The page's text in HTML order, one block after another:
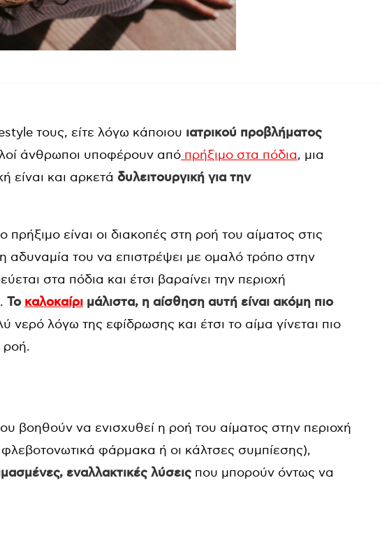
τους, είτε λόγω κάποιου ιατρικού προβλήματος
άνθρωποι υποφέρουν από πρήξιμο στα πόδια, μια
είναι και αρκετά δυλειτουργική για την
είναι οι διακοπές στη ροή του αίματος στις
αδυναμία του να επιστρέψει με ομαλό τρόπο στην
στα πόδια και έτσι βαραίνει την περιοχή
Το καλοκαίρι μάλιστα, η αίσθηση αυτή είναι ακόμη πιο
λόγω της εφίδρωσης και έτσι το αίμα γίνεται πιο
ροή.
βοηθούν να ενισχυθεί η ροή του αίματος στην περιοχή
φάρμακα ή οι κάλτσες συμπίεσης),
εναλλακτικές λύσεις που μπορούν όντως να